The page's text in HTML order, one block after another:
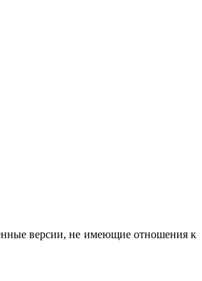
версии, не имеющие отношения к